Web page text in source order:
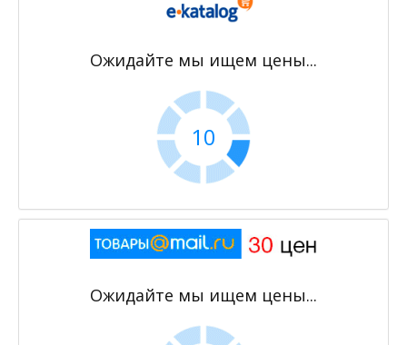
Ожидайте мы ищем цены...
10
Ожидайте мы ищем цены...